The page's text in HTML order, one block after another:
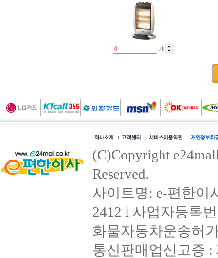
개
(C)Copyright
Reserved.
사이트명: e-편한이
2412 l 사업자등록
화물자동차운송허
통신판매업신고증 :